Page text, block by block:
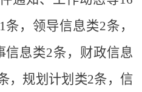
1条，领导信息类2条，
信息类2条，财政信息
，规划计划类2条，信